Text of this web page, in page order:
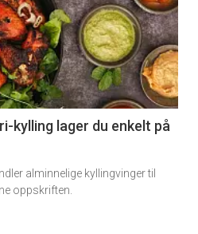
kylling lager du enkelt på
alminnelige kyllingvinger til
oppskriften.